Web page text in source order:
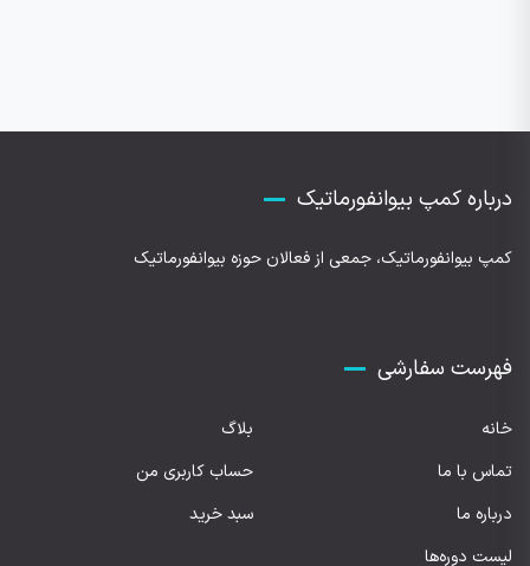
درباره کمپ بیوانفورماتیک
کمپ بیوانفورماتیک، جمعی از فعالان حوزه بیوانفورماتیک
فهرست سفارشی
خانه
بلاگ
تماس با ما
حساب کاربری من
درباره ما
سبد خرید
لیست دوره‌ها